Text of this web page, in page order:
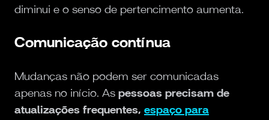
diminui e o senso de pertencimento aumenta.
Comunicação contínua
Mudanças não podem ser comunicadas
apenas no início. As pessoas precisam de
atualizações frequentes, espaço para